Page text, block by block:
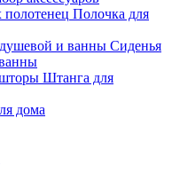
Полочка для
Сиденья
Штанга для
дома